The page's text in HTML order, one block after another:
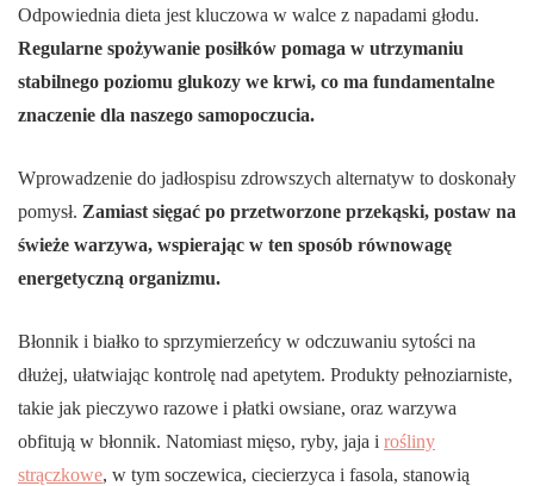
Odpowiednia dieta jest kluczowa w walce z napadami głodu.
Regularne spożywanie posiłków pomaga w utrzymaniu
stabilnego poziomu glukozy we krwi, co ma fundamentalne
znaczenie dla naszego samopoczucia.
Wprowadzenie do jadłospisu zdrowszych alternatyw to doskonały
pomysł. Zamiast sięgać po przetworzone przekąski, postaw na
świeże warzywa, wspierając w ten sposób równowagę
energetyczną organizmu.
Błonnik i białko to sprzymierzeńcy w odczuwaniu sytości na
dłużej, ułatwiając kontrolę nad apetytem. Produkty pełnoziarniste,
takie jak pieczywo razowe i płatki owsiane, oraz warzywa
obfitują w błonnik. Natomiast mięso, ryby, jaja i rośliny
strączkowe, w tym soczewica, ciecierzyca i fasola, stanowią